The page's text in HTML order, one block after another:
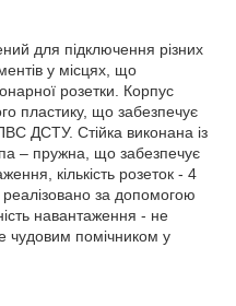
для підключення різних
у місцях, що
розетки. Корпус
пластику, що забезпечує
ДСТУ. Стійка виконана із
– пружна, що забезпечує
кількість розеток - 4
за допомогою
навантаження - не
чудовим помічником у